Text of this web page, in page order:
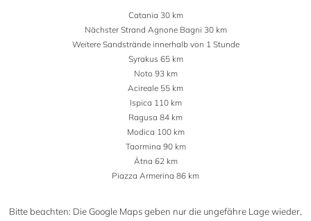
Catania 30 km
Nächster Strand Agnone Bagni 30 km
Weitere Sandstrände innerhalb von 1 Stunde
Syrakus 65 km
Noto 93 km
Acireale 55 km
Ispica 110 km
Ragusa 84 km
Modica 100 km
Taormina 90 km
Ätna 62 km
Piazza Armerina 86 km
Bitte beachten: Die Google Maps geben nur die ungefähre Lage wieder,